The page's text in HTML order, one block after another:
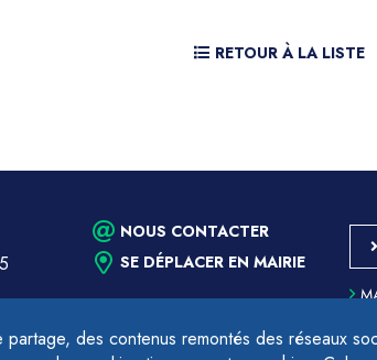
des contenus remontés des réseaux
RETOUR À LA LISTE
NOUS CONTACTER
SE DÉPLACER EN MAIRIE